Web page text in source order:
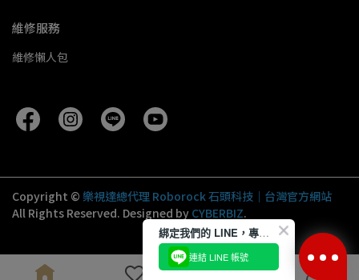
維修服務
維修懶人包
Copyright © 樂視達總代理 Roborock 石頭科技｜台灣官方網站
All Rights Reserved. Designed by CYBERBIZ.
綁定我們的 LINE，專屬優惠隨時送到！
連結 LINE 帳號